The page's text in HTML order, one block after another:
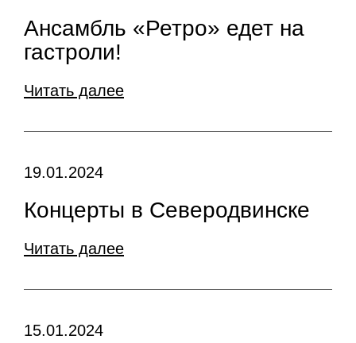
Ансамбль «Ретро» едет на
гастроли!
Читать далее
19.01.2024
Концерты в Северодвинске
Читать далее
15.01.2024